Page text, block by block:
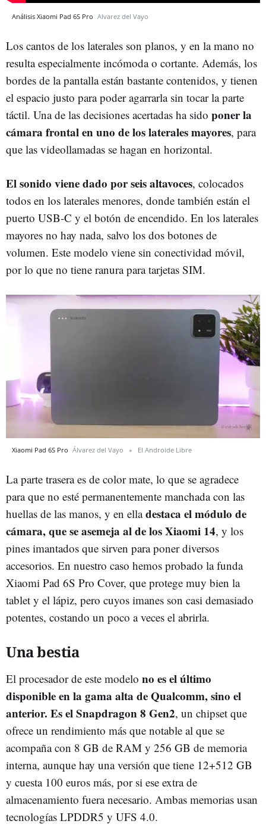
Análisis Xiaomi Pad 6S Pro Alvarez del Vayo
Los cantos de los laterales son planos, y en la mano no
resulta especialmente incómoda o cortante. Además, los
bordes de la pantalla están bastante contenidos, y tienen
el espacio justo para poder agarrarla sin tocar la parte
táctil. Una de las decisiones acertadas ha sido poner la
cámara frontal en uno de los laterales mayores, para
que las videollamadas se hagan en horizontal.
El sonido viene dado por seis altavoces, colocados
todos en los laterales menores, donde también están el
puerto USB-C y el botón de encendido. En los laterales
mayores no hay nada, salvo los dos botones de
volumen. Este modelo viene sin conectividad móvil,
por lo que no tiene ranura para tarjetas SIM.
Xiaomi Pad 6S Pro Álvarez del Vayo El Androide Libre
La parte trasera es de color mate, lo que se agradece
para que no esté permanentemente manchada con las
huellas de las manos, y en elladestaca el módulo de
cámara, que se asemeja al de los Xiaomi 14, y los
pines imantados que sirven para poner diversos
accesorios. En nuestro caso hemos probado la funda
Xiaomi Pad 6S Pro Cover, que protege muy bien la
tablet y el lápiz, pero cuyos imanes son casi demasiado
potentes, costando un poco a veces el abrirla.
Una bestia
El procesador de este modelo no es el último
disponible en la gama alta de Qualcomm, sino el
anterior. Es el Snapdragon 8 Gen2, un chipset que
ofrece un rendimiento más que notable al que se
acompaña con 8 GB de RAM y 256 GB de memoria
interna, aunque hay una versión que tiene 12+512 GB
y cuesta 100 euros más, por si ese extra de
almacenamiento fuera necesario. Ambas memorias usan
tecnologías LPDDR5 y UFS 4.0.